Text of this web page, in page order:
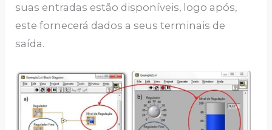
suas entradas estão disponíveis, logo após,
este fornecerá dados a seus terminais de
saída.